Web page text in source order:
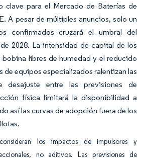
clave para el Mercado de Baterías de
A pesar de múltiples anuncios, solo un
confirmados cruzará el umbral del
2028. La intensidad de capital de los
libres de humedad y el reducido
de equipos especializados ralentizan las
desajuste entre las previsiones de
física limitará la disponibilidad a
así las curvas de adopción fuera de los
los impactos de impulsores y
no aditivos. Las previsiones de